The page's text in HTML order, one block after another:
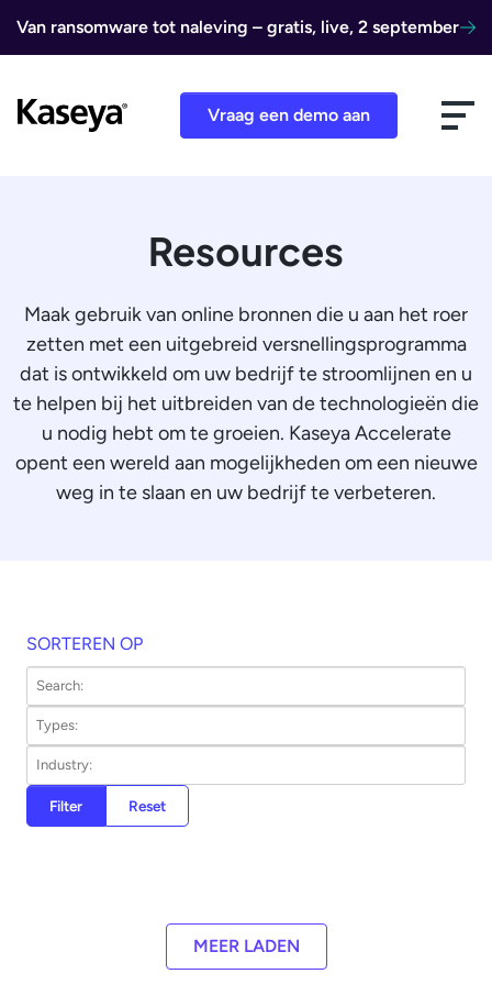
Van ransomware tot naleving – gratis, live, 2 september
Vraag een demo aan
Resources
Maak gebruik van online bronnen die u aan het roer
zetten met een uitgebreid versnellingsprogramma
dat is ontwikkeld om uw bedrijf te stroomlijnen en u
te helpen bij het uitbreiden van de technologieën die
u nodig hebt om te groeien. Kaseya Accelerate
opent een wereld aan mogelijkheden om een nieuwe
weg in te slaan en uw bedrijf te verbeteren.
SORTEREN OP
Filter Reset
MEER LADEN